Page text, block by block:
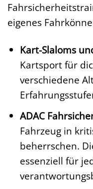
eigenes
Kart-Slaloms
Kartsport für
verschiedene
ADAC
Fahrzeug in
beherrschen.
essenziell für